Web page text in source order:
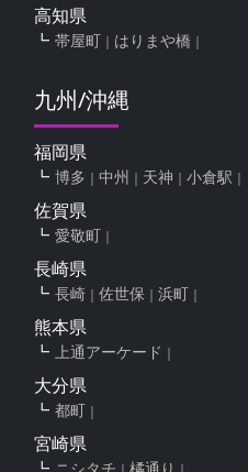
高知県
帯屋町 はりまや橋
九州/沖縄
福岡県
博多 中州 天神 小倉駅
佐賀県
愛敬町
長崎県
長崎 佐世保 浜町
熊本県
上通アーケード
大分県
都町
宮崎県